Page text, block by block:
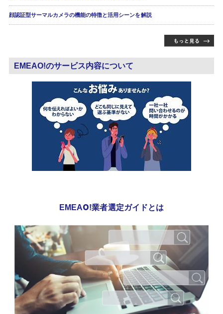
顔認証型サーマルカメラの機能の特徴と活用シーンを解説
EMEAO!のサービス内容について
EMEAO!業者選定ガイドとは